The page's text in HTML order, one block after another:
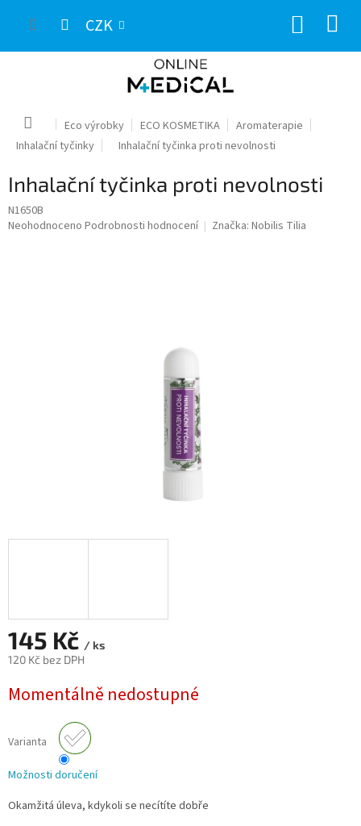
CZK
Domů Eco výrobky ECO KOSMETIKA
Aromaterapie
Inhalační tyčinky
Inhalační tyčinka proti nevolnosti
Inhalační tyčinka proti nevolnosti
N1650B
Průměrné
Neohodnoceno Podrobnosti hodnocení Značka: Nobilis Tilia
145 Kč / ks
120 Kč bez DPH
cena:
Momentálně nedostupné
Varianta
Možnosti doručení
Okamžitá úleva, kdykoli se necítíte dobře